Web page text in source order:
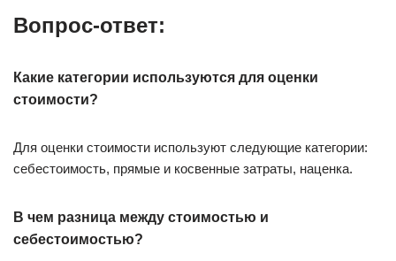
Вопрос-ответ:
Какие категории используются для оценки
стоимости?
Для оценки стоимости используют следующие категории:
себестоимость, прямые и косвенные затраты, наценка.
В чем разница между стоимостью и
себестоимостью?